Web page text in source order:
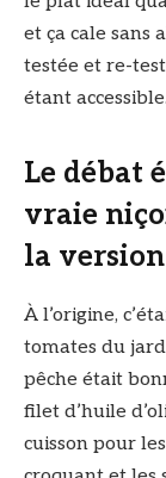
et ça cale sans
testée et re-
étant accessible.
Le débat
vraie
la
À l’origine,
tomates du
pêche était
filet d’huile
cuisson pour